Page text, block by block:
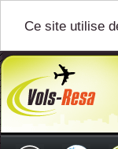
Ce site utilise